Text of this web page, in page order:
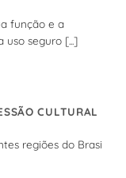
função e a
uso seguro [...]
CULTURAL
regiões do Brasi